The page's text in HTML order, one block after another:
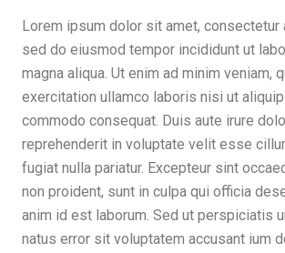
Lorem ipsum dolor sit amet,
sed do eiusmod tempor incididunt ut
magna aliqua. Ut enim ad minim veniam,
exercitation ullamco laboris nisi ut
commodo consequat. Duis aute irure
reprehenderit in voluptate velit esse
fugiat nulla pariatur. Excepteur sint
non proident, sunt in culpa qui officia
anim id est laborum. Sed ut perspiciatis
natus error sit voluptatem accusant ium